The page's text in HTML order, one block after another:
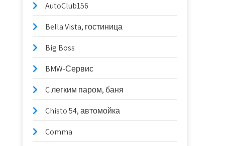
AutoClub156
Bella Vista, гостиница
Big Boss
BMW-Сервис
C легким паром, баня
Chisto 54, автомойка
Comma